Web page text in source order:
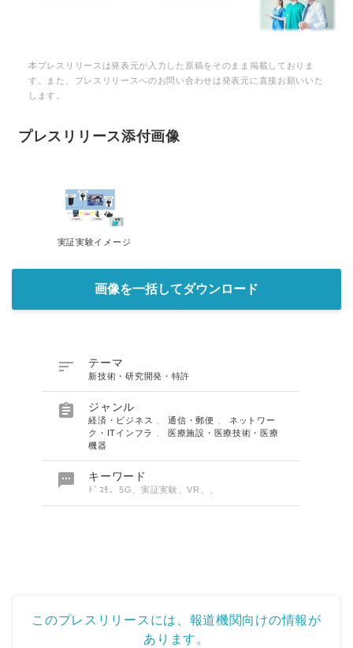
本プレスリリースは発表元が入力した原稿をそのまま掲載しておりま
す。また、プレスリリースへのお問い合わせは発表元に直接お願いいた
します。
プレスリリース添付画像
実証実験イメージ
画像を一括してダウンロード
 テーマ
新技術・研究開発・特許
 ジャンル
経済・ビジネス 、通信・郵便
ネットワー
ク・ITインフラ
、医療施設・医療技術・医療
機器
 キーワード
ﾄﾞｺﾓ、5G、実証実験、VR、、
このプレスリリースには、報道機関向けの情報が
あります。